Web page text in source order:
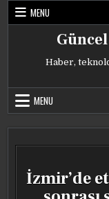
Skip
MENU
Haber,
MENU
İzmir’de